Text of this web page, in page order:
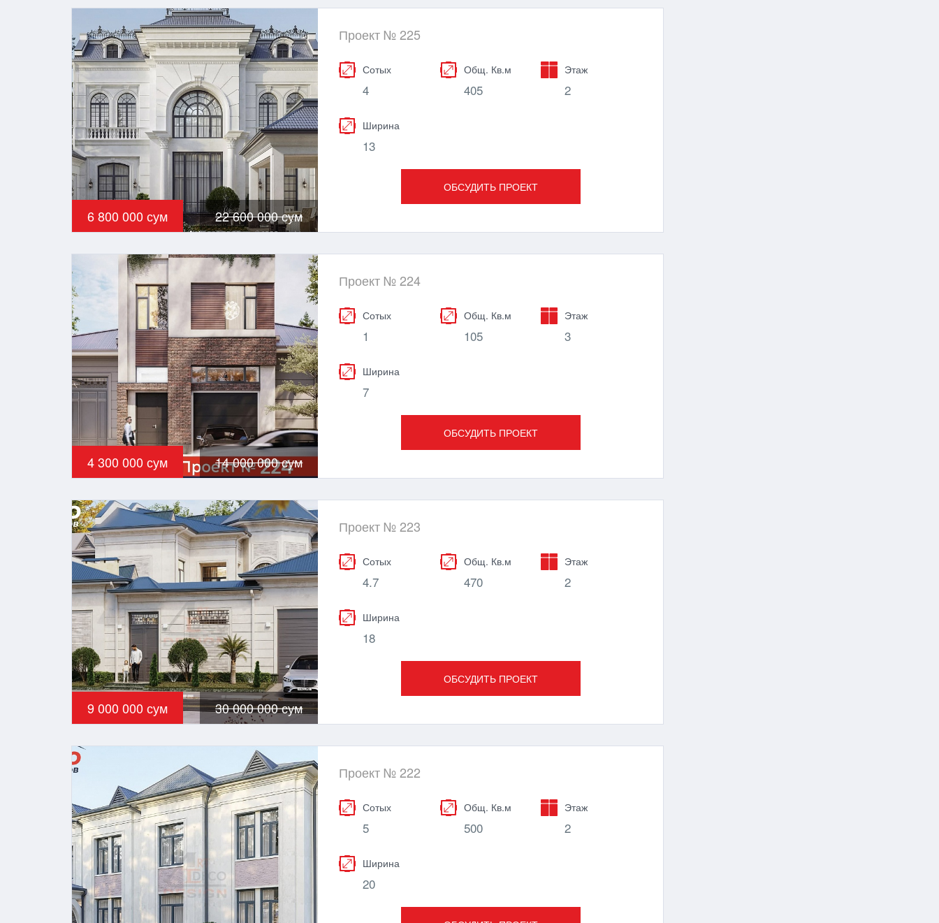
6 800 000 сум 22 600 000 сум
Проект № 225
Сотых
4
Общ. Кв.м
405
Этаж
2
Ширина
13
ОБСУДИТЬ ПРОЕКТ
4 300 000 сум 14 000 000 сум
Проект № 224
Сотых
1
Общ. Кв.м
105
Этаж
3
Ширина
7
ОБСУДИТЬ ПРОЕКТ
9 000 000 сум 30 000 000 сум
Проект № 223
Сотых
4.7
Общ. Кв.м
470
Этаж
2
Ширина
18
ОБСУДИТЬ ПРОЕКТ
Проект № 222
Сотых
5
Общ. Кв.м
500
Этаж
2
Ширина
20